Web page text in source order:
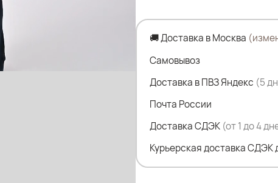
ПОГ-51 см
ПОБ-52 см
Дл.плеча-5.5 см
Состав:
5% Спандекс
🚚 Доставка в Москва
Самовывоз
Доставка в ПВЗ Яндекс (5
Почта России
Доставка СДЭК (от 1 до 4
Курьерская доставка СДЭК